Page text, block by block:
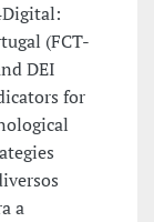
(FCT-
DEI
for
a